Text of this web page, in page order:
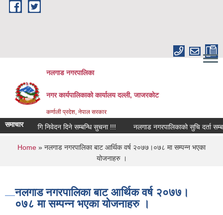
Skip to main content
नलगाड नगरपालिका
नगर कार्यपालिकाको कार्यालय दल्ली, जाजरकाेट
कर्णाली प्रदेश, नेपाल सरकार
समाचारलागि निवेदन दिने सम्बन्धि सुचना !!! नलगाड नगरपालिकाको सुचि दर्ता सम्बन्धि
You are here
Home » नलगाड नगरपालिका बाट आर्थिक वर्ष २०७७।०७८ मा सम्पन्न भएका
योजनाहरु ।
नलगाड नगरपालिका बाट आर्थिक वर्ष २०७७।
०७८ मा सम्पन्न भएका योजनाहरु ।